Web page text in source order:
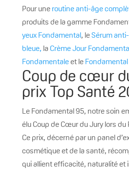
Pour uneroutine anti-âge
produits de la gamme
yeux Fondamental, leSérum
bleue, laCrème Jour
Fondamentaleet le
Coup de cœur
prix Top Santé
Le Fondamental 95, notre soin
élu Coup de Cœur du Jury lors du
Ce prix, décerné par un panel
cosmétique et de la santé,
qui allient efficacité, naturalité et